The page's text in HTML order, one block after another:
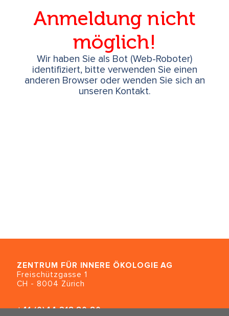
Anmeldung nicht
möglich!
Wir haben Sie als Bot (Web-Roboter)
identifiziert, bitte verwenden Sie einen
anderen Browser oder wenden Sie sich an
unseren Kontakt.
ZENTRUM FÜR INNERE ÖKOLOGIE AG
Freischützgasse 1
CH - 8004 Zürich
+41 (0)44 218 80 80